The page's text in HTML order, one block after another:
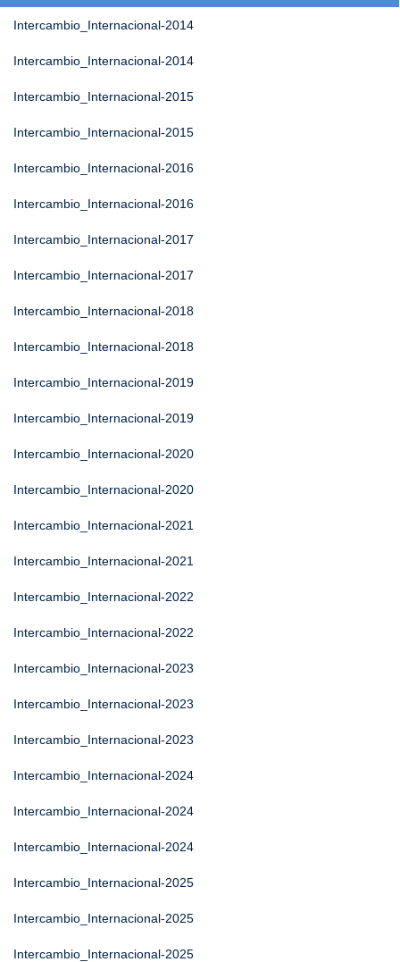
Intercambio_Internacional-2014
Intercambio_Internacional-2014
Intercambio_Internacional-2015
Intercambio_Internacional-2015
Intercambio_Internacional-2016
Intercambio_Internacional-2016
Intercambio_Internacional-2017
Intercambio_Internacional-2017
Intercambio_Internacional-2018
Intercambio_Internacional-2018
Intercambio_Internacional-2019
Intercambio_Internacional-2019
Intercambio_Internacional-2020
Intercambio_Internacional-2020
Intercambio_Internacional-2021
Intercambio_Internacional-2021
Intercambio_Internacional-2022
Intercambio_Internacional-2022
Intercambio_Internacional-2023
Intercambio_Internacional-2023
Intercambio_Internacional-2023
Intercambio_Internacional-2024
Intercambio_Internacional-2024
Intercambio_Internacional-2024
Intercambio_Internacional-2025
Intercambio_Internacional-2025
Intercambio_Internacional-2025